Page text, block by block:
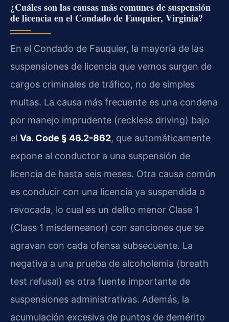
¿Cuáles son las causas más comunes de suspensión
de licencia en el Condado de Fauquier, Virginia?
En el Condado de Fauquier, la mayoría de las
suspensiones de licencia que vemos surgen de
cargos criminales de tráfico, no de simples
multas. La causa más frecuente es una condena
por manejo imprudente (reckless driving) bajo
el Va. Code § 46.2-862, que automáticamente
expone al conductor a una suspensión de
licencia de hasta seis meses. Otra causa común
es conducir con una licencia ya suspendida o
revocada, lo cual es un delito menor Clase 1
(Class 1 misdemeanor) con sanciones que se
agravan con cada ofensa subsecuente. La
negativa a una prueba de alcoholemia (breath
test refusal) es otra fuente importante de
suspensiones administrativas. Además, la
acumulación excesiva de puntos de demérito